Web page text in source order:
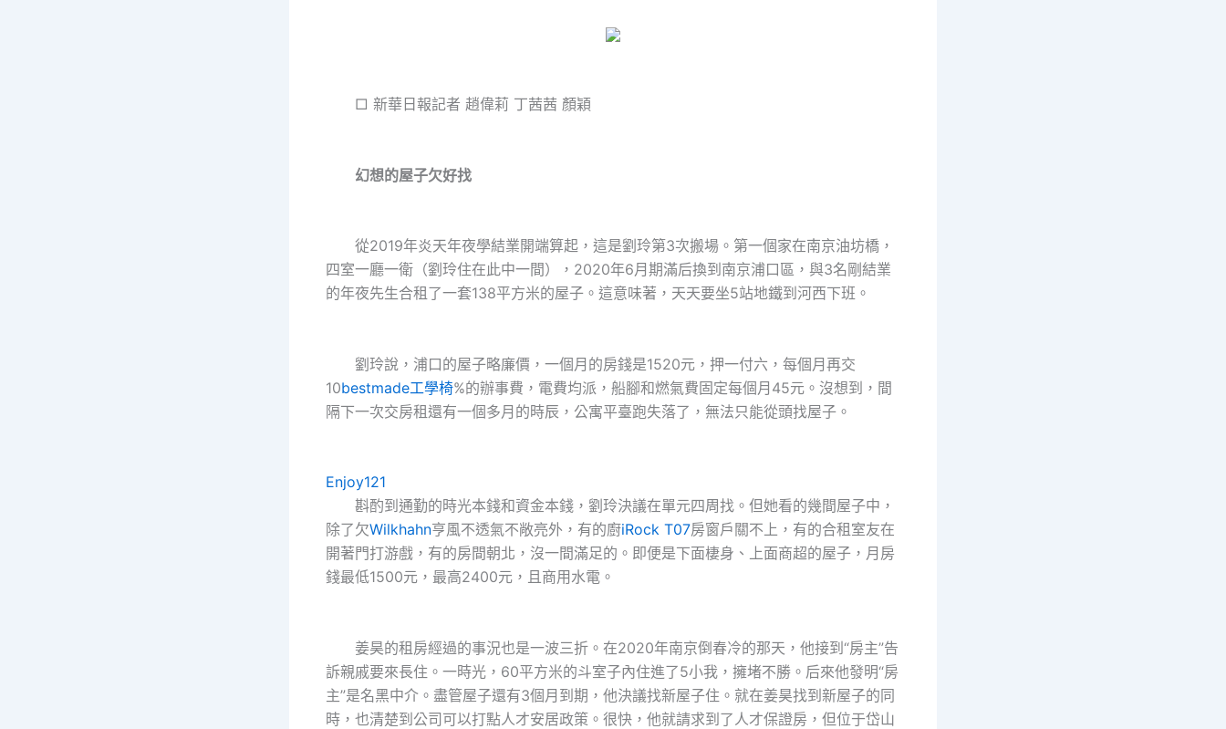
□ 新華日報記者 趙偉莉 丁茜茜 顏穎
幻想的屋子欠好找
從2019年炎天年夜學結業開端算起，這是劉玲第3次搬場。第一個家在南京油坊橋，
四室一廳一衛（劉玲住在此中一間），2020年6月期滿后換到南京浦口區，與3名剛結業
的年夜先生合租了一套138平方米的屋子。這意味著，天天要坐5站地鐵到河西下班。
劉玲說，浦口的屋子略廉價，一個月的房錢是1520元，押一付六，每個月再交
10bestmade工學椅%的辦事費，電費均派，船腳和燃氣費固定每個月45元。沒想到，間
隔下一次交房租還有一個多月的時辰，公寓平臺跑失落了，無法只能從頭找屋子。
Enjoy121
斟酌到通勤的時光本錢和資金本錢，劉玲決議在單元四周找。但她看的幾間屋子中，
除了欠Wilkhahn亨風不透氣不敞亮外，有的廚iRock T07房窗戶關不上，有的合租室友在
開著門打游戲，有的房間朝北，沒一間滿足的。即便是下面棲身、上面商超的屋子，月房
錢最低1500元，最高2400元，且商用水電。
姜昊的租房經過的事況也是一波三折。在2020年南京倒春冷的那天，他接到“房主”告
訴親戚要來長住。一時光，60平方米的斗室子內住進了5小我，擁堵不勝。后來他發明“房
主”是名黑中介。盡管屋子還有3個月到期，他決議找新屋子住。就在姜昊找到新屋子的同
時，也清楚到公司可以打點人才安居政策。很快，他就請求到了人才保證房，但位于岱山